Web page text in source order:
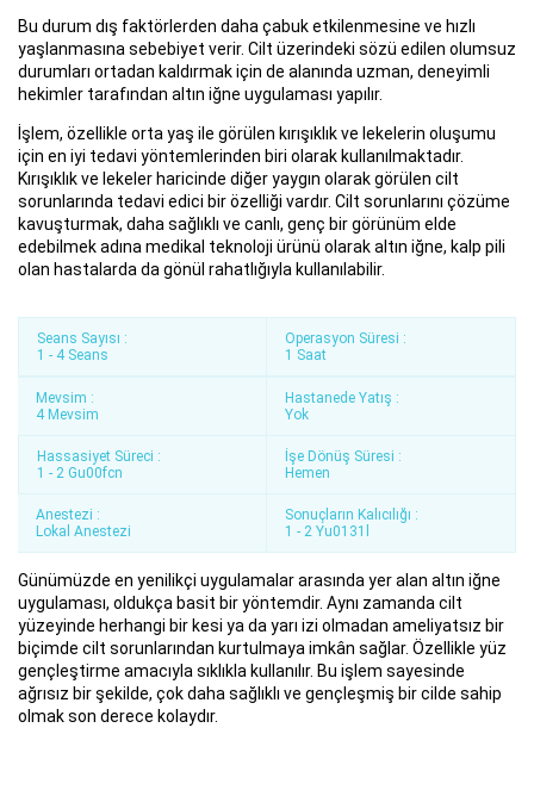
Bu durum dış faktörlerden daha çabuk etkilenmesine ve hızlı
yaşlanmasına sebebiyet verir. Cilt üzerindeki sözü edilen olumsuz
durumları ortadan kaldırmak için de alanında uzman, deneyimli
hekimler tarafından altın iğne uygulaması yapılır.
İşlem, özellikle orta yaş ile görülen kırışıklık ve lekelerin oluşumu
için en iyi tedavi yöntemlerinden biri olarak kullanılmaktadır.
Kırışıklık ve lekeler haricinde diğer yaygın olarak görülen cilt
sorunlarında tedavi edici bir özelliği vardır. Cilt sorunlarını çözüme
kavuşturmak, daha sağlıklı ve canlı, genç bir görünüm elde
edebilmek adına medikal teknoloji ürünü olarak altın iğne, kalp pili
olan hastalarda da gönül rahatlığıyla kullanılabilir.
Seans Sayısı :
1 - 4 Seans
Operasyon Süresi :
1 Saat
Mevsim :
4 Mevsim
Hastanede Yatış :
Yok
Hassasiyet Süreci :
1 - 2 Gu00fcn
İşe Dönüş Süresi :
Hemen
Anestezi :
Lokal Anestezi
Sonuçların Kalıcılığı :
1 - 2 Yu0131l
Günümüzde en yenilikçi uygulamalar arasında yer alan altın iğne
uygulaması, oldukça basit bir yöntemdir. Aynı zamanda cilt
yüzeyinde herhangi bir kesi ya da yarı izi olmadan ameliyatsız bir
biçimde cilt sorunlarından kurtulmaya imkân sağlar. Özellikle yüz
gençleştirme amacıyla sıklıkla kullanılır. Bu işlem sayesinde
ağrısız bir şekilde, çok daha sağlıklı ve gençleşmiş bir cilde sahip
olmak son derece kolaydır.